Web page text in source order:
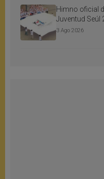
Himno oficial
Juventud Seúl
3 Ago 2026